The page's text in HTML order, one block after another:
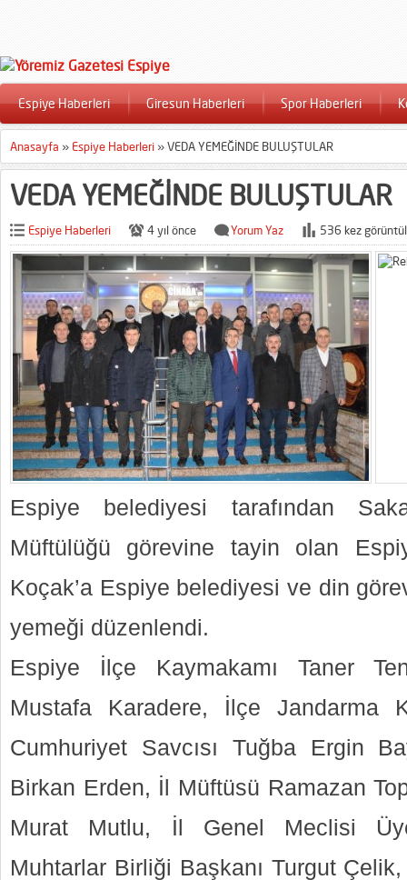
Espiye Haberleri Giresun Haberleri Spor Haberleri
Anasayfa » Espiye Haberleri »VEDA YEMEĞİNDE BULUŞTULAR
VEDA YEMEĞİNDE BULUŞTULAR
Espiye Haberleri 4 yıl önce Yorum Yaz 536 kez
Espiye belediyesi tarafından
Müftülüğü görevine tayin olan
Koçak’a Espiye belediyesi ve din
yemeği düzenlendi.
Espiye İlçe Kaymakamı Taner
Mustafa Karadere, İlçe Jandarma
Cumhuriyet Savcısı Tuğba Ergin
Birkan Erden, İl Müftüsü Ramazan
Murat Mutlu, İl Genel Meclisi
Muhtarlar Birliği Başkanı Turgut